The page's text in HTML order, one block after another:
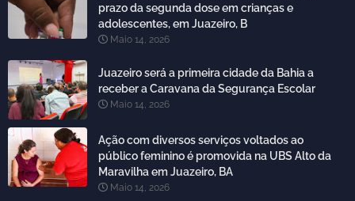
prazo da segunda dose em crianças e
adolescentes, em Juazeiro, B
Maio 14, 2026
Juazeiro será a primeira cidade da Bahia a
receber a Caravana da Segurança Escolar
Maio 14, 2026
Ação com diversos serviços voltados ao
público feminino é promovida na UBS Alto da
Maravilha em Juazeiro, BA
Maio 14, 2026